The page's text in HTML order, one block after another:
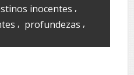
inocentes ,
, profundezas ,